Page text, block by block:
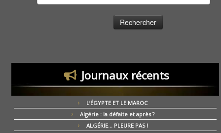
Journaux récents
L’ÉGYPTE ET LE MAROC
Algérie : la défaite et après ?
ALGÉRIE… PLEURE PAS !